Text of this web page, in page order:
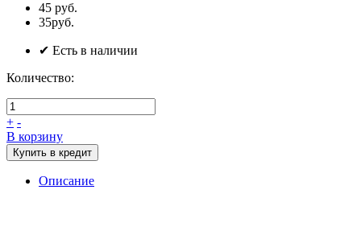
45 руб.
35руб.
✔ Есть в наличии
Количество:
+ -
В корзину
Купить в кредит
Описание